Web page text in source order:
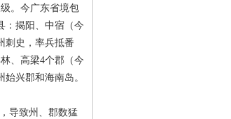
。今广东省境包
：揭阳、中宿（今
刺史，率兵抵番
、高梁4个郡（今
兴郡和海南岛。
导致州、郡数猛